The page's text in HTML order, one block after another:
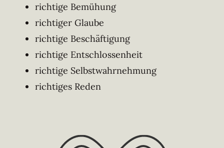
richtige Bemühung
richtiger Glaube
richtige Beschäftigung
richtige Entschlossenheit
richtige Selbstwahrnehmung
richtiges Reden